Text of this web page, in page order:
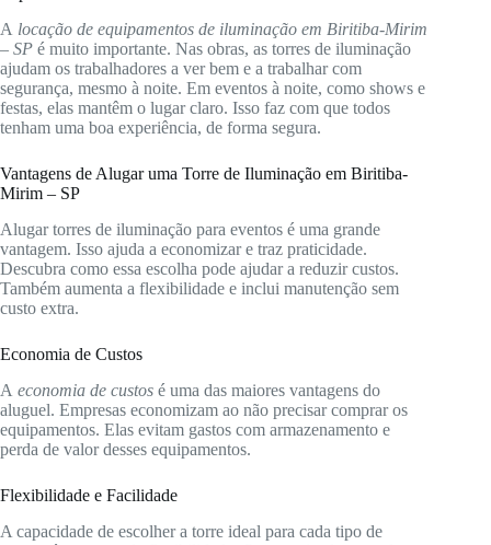
A locação de equipamentos de iluminação em Biritiba-Mirim
– SP é muito importante. Nas obras, as torres de iluminação
ajudam os trabalhadores a ver bem e a trabalhar com
segurança, mesmo à noite. Em eventos à noite, como shows e
festas, elas mantêm o lugar claro. Isso faz com que todos
tenham uma boa experiência, de forma segura.
Vantagens de Alugar uma Torre de Iluminação em Biritiba-
Mirim – SP
Alugar torres de iluminação para eventos é uma grande
vantagem. Isso ajuda a economizar e traz praticidade.
Descubra como essa escolha pode ajudar a reduzir custos.
Também aumenta a flexibilidade e inclui manutenção sem
custo extra.
Economia de Custos
A economia de custos é uma das maiores vantagens do
aluguel. Empresas economizam ao não precisar comprar os
equipamentos. Elas evitam gastos com armazenamento e
perda de valor desses equipamentos.
Flexibilidade e Facilidade
A capacidade de escolher a torre ideal para cada tipo de